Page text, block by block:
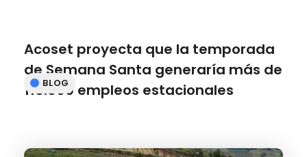
Acoset proyecta que la temporada
de Semana Santa generaría más de
110.000 empleos estacionales
BLOG